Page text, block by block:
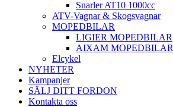
Snarler AT10 1000cc
ATV-Vagnar & Skogsvagnar
MOPEDBILAR
LIGIER MOPEDBILAR
AIXAM MOPEDBILAR
Elcykel
NYHETER
Kampanjer
SÄLJ DITT FORDON
Kontakta oss